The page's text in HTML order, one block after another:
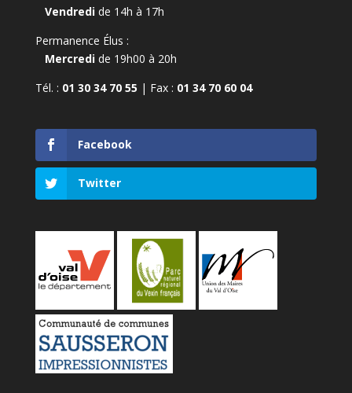
Vendredide 14h à 17h
Permanence Élus :
Mercredide 19h00 à 20h
Tél. : 01 30 34 70 55 | Fax : 01 34 70 60 04
Facebook
Twitter